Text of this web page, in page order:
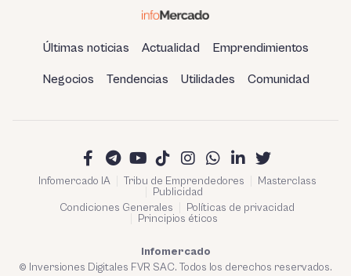
Últimas noticias Actualidad Emprendimientos
Negocios Tendencias Utilidades Comunidad
Infomercado IA Tribu de Emprendedores
Masterclass
Publicidad
Condiciones Generales
Políticas de privacidad
Principios éticos
Infomercado
© Inversiones Digitales FVR SAC. Todos los derechos reservados.